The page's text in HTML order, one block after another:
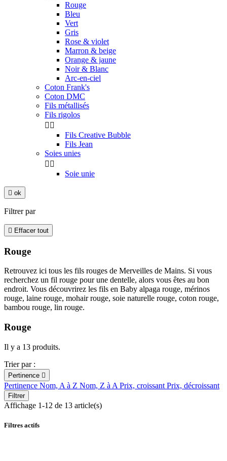
Rouge
Bleu
Vert
Gris
Rose & violet
Marron & beige
Orange & jaune
Noir & Blanc
Arc-en-ciel
Coton Frank's
Coton DMC
Fils métallisés
Fils rigolos
 
Fils Creative Bubble
Fils Jean
Soies unies
 
Soie unie
 ok
Filtrer par
 Effacer tout
Rouge
Retrouvez ici tous les fils rouges de Merveilles de Mains. Si vous
recherchez un fil rouge pour une dentelle, alors vous êtes au bon
endroit. Vous découvrirez les fils en Baby alpaga rouge, mérinos
rouge, laine rouge, mohair rouge, soie naturelle rouge, coton rouge,
bambou rouge, lin rouge.
Rouge
Il y a 13 produits.
Trier par :
Pertinence 
Pertinence Nom, A à Z Nom, Z à A Prix, croissant Prix, décroissant
Filtrer
Affichage 1-12 de 13 article(s)
Filtres actifs